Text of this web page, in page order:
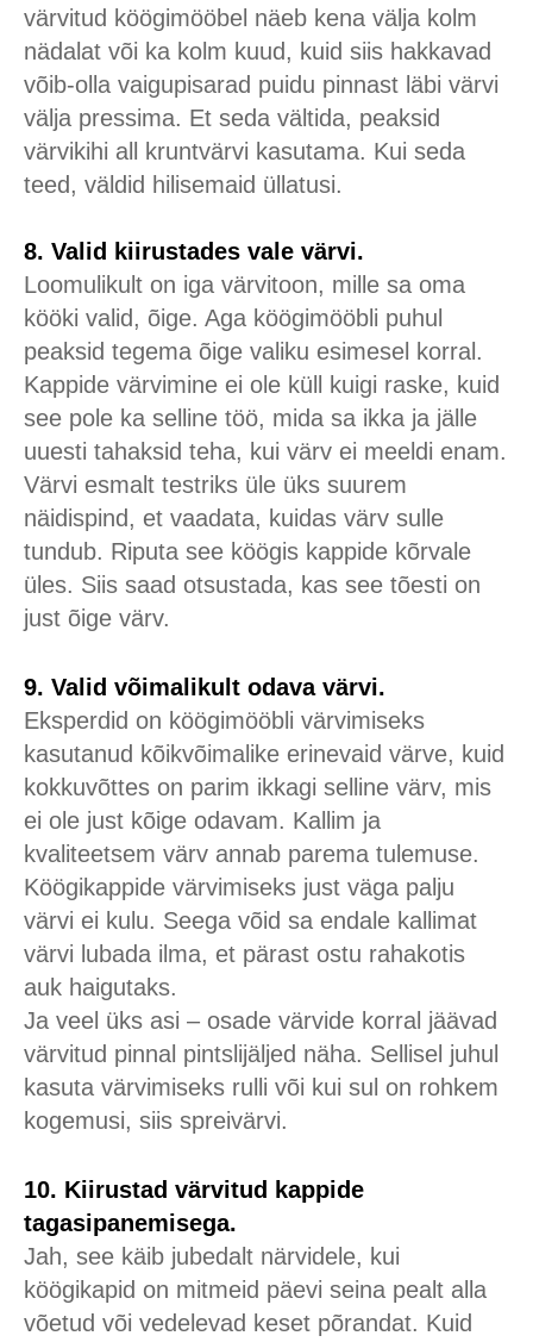
värvitud köögimööbel näeb kena välja kolm
nädalat või ka kolm kuud, kuid siis hakkavad
võib-olla vaigupisarad puidu pinnast läbi värvi
välja pressima. Et seda vältida, peaksid
värvikihi all kruntvärvi kasutama. Kui seda
teed, väldid hilisemaid üllatusi.
8. Valid kiirustades vale värvi.
Loomulikult on iga värvitoon, mille sa oma
kööki valid, õige. Aga köögimööbli puhul
peaksid tegema õige valiku esimesel korral.
Kappide värvimine ei ole küll kuigi raske, kuid
see pole ka selline töö, mida sa ikka ja jälle
uuesti tahaksid teha, kui värv ei meeldi enam.
Värvi esmalt testriks üle üks suurem
näidispind, et vaadata, kuidas värv sulle
tundub. Riputa see köögis kappide kõrvale
üles. Siis saad otsustada, kas see tõesti on
just õige värv.
9. Valid võimalikult odava värvi.
Eksperdid on köögimööbli värvimiseks
kasutanud kõikvõimalike erinevaid värve, kuid
kokkuvõttes on parim ikkagi selline värv, mis
ei ole just kõige odavam. Kallim ja
kvaliteetsem värv annab parema tulemuse.
Köögikappide värvimiseks just väga palju
värvi ei kulu. Seega võid sa endale kallimat
värvi lubada ilma, et pärast ostu rahakotis
auk haigutaks.
Ja veel üks asi – osade värvide korral jäävad
värvitud pinnal pintslijäljed näha. Sellisel juhul
kasuta värvimiseks rulli või kui sul on rohkem
kogemusi, siis spreivärvi.
10. Kiirustad värvitud kappide
tagasipanemisega.
Jah, see käib jubedalt närvidele, kui
köögikapid on mitmeid päevi seina pealt alla
võetud või vedelevad keset põrandat. Kuid